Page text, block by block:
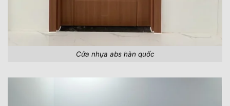
Cửa nhựa abs hàn quốc